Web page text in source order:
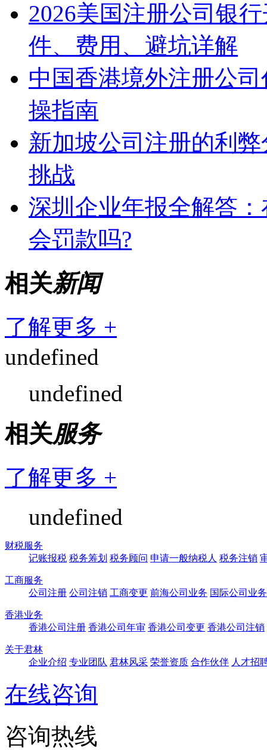
2026美国注册公司银
件、费用、避坑详解
中国香港境外注册公
操指南
新加坡公司注册的利
挑战
深圳企业年报全解答
会罚款吗?
相关新闻
了解更多 +
undefined
undefined
相关服务
了解更多 +
undefined
财税服务
记账报税 税务筹划 税务顾问 申请一般纳税人 税务注销
工商服务
公司注册 公司注销 工商变更 前海公司业务 国际公司业务
香港业务
香港公司注册 香港公司年审 香港公司变更 香港公司注销
关于君林
企业介绍 专业团队 君林风采 荣誉资质 合作伙伴 人才招
在线咨询
咨询热线